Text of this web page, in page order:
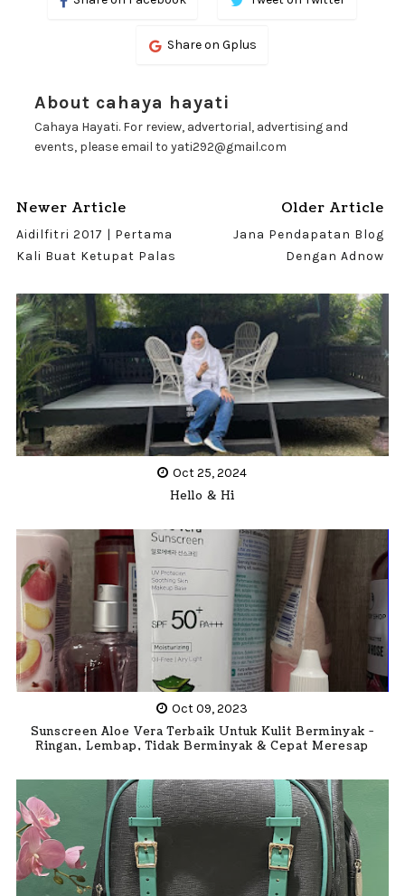
Share on Gplus
About cahaya hayati
Cahaya Hayati. For review, advertorial, advertising and
events, please email to yati292@gmail.com
Newer Article
Aidilfitri 2017 | Pertama
Kali Buat Ketupat Palas
Older Article
Jana Pendapatan Blog
Dengan Adnow
Oct 25, 2024
Hello & Hi
Oct 09, 2023
Sunscreen Aloe Vera Terbaik Untuk Kulit Berminyak -
Ringan, Lembap, Tidak Berminyak & Cepat Meresap